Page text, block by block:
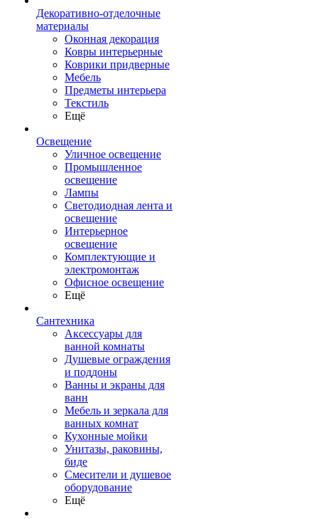
Декоративно-отделочные
материалы
Оконная декорация
Ковры интерьерные
Коврики придверные
Мебель
Предметы интерьера
Текстиль
Ещё
Освещение
Уличное освещение
Промышленное
освещение
Лампы
Светодиодная лента и
освещение
Интерьерное
освещение
Комплектующие и
электромонтаж
Офисное освещение
Ещё
Сантехника
Аксессуары для
ванной комнаты
Душевые ограждения
и поддоны
Ванны и экраны для
ванн
Мебель и зеркала для
ванных комнат
Кухонные мойки
Унитазы, раковины,
биде
Смесители и душевое
оборудование
Ещё